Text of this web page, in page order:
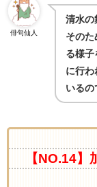
俳句仙人
清水の
そのた
る様子
に行わ
いるの
【NO.14】